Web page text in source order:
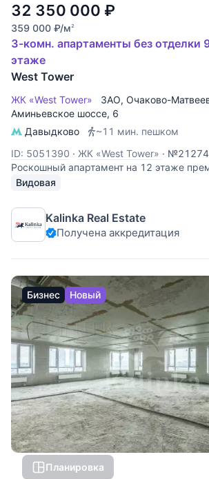
32 350 000 ₽
359 000 ₽/м2
3-комн. апартаменты без отделки
этаже
West Tower
ЖК «West Tower» ЗАО, Очаково-
Аминьевское шоссе, 6
Давыдково
~11 мин. пешком
ID: 5051390 · ЖК «West Tower» ·
Роскошный апартамент на 12 этаже
комплекса West Tower. Этот объект
доходностью. Панорамные виды:
открывает захватывающий
Видовая
Kalinka Real Estate
Получена аккредитация
Бизнес Новый
Планировка